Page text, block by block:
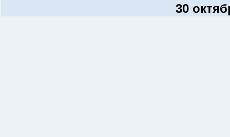
30